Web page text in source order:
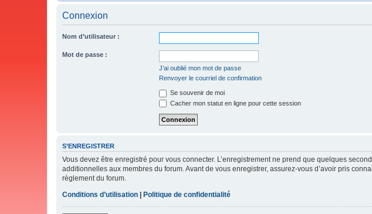
Connexion
Nom d’utilisateur :
Mot de passe :
J’ai oublié mon mot de passe
Renvoyer le courriel de confirmation
Se souvenir de moi
Cacher mon statut en ligne pour cette session
S’ENREGISTRER
Vous devez être enregistré pour vous connecter. L’enregistrement ne prend que quelques
additionnelles aux membres du forum. Avant de vous enregistrer, assurez-vous d’avoir pris
règlement du forum.
Conditions d’utilisation | Politique de confidentialité